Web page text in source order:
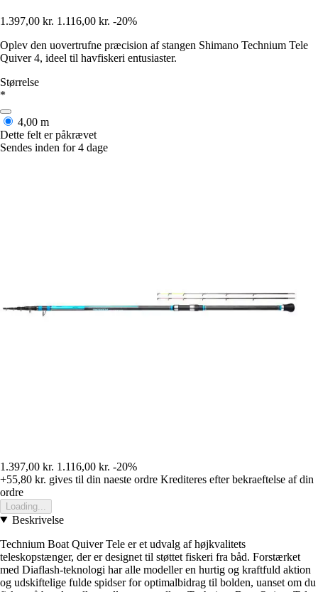
1.397,00 kr. 1.116,00 kr. -20%
Oplev den uovertrufne præcision af stangen Shimano Technium Tele
Quiver 4, ideel til havfiskeri entusiaster.
Størrelse
*
4,00 m
Dette felt er påkrævet
Sendes inden for 4 dage
1.397,00 kr. 1.116,00 kr. -20%
+55,80 kr. gives til din naeste ordre Krediteres efter bekraeftelse af din
ordre
Loading...
Beskrivelse
Technium Boat Quiver Tele er et udvalg af højkvalitets
teleskopstænger, der er designet til støttet fiskeri fra båd. Forstærket
med Diaflash-teknologi har alle modeller en hurtig og kraftfuld aktion
og udskiftelige fulde spidser for optimalbidrag til bolden, uanset om du